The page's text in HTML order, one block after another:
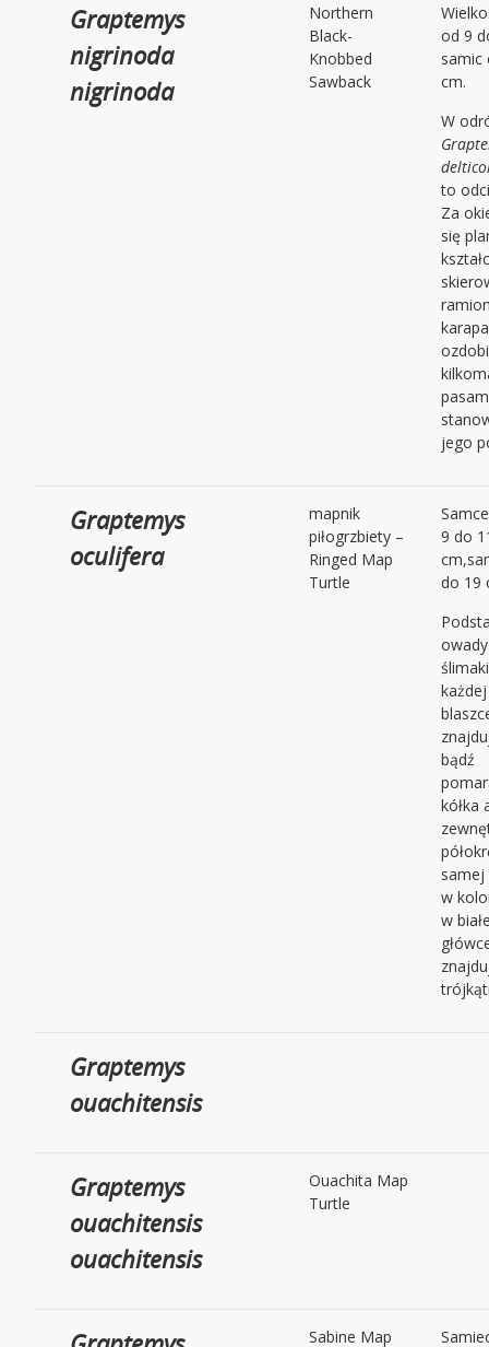
Graptemys
nigrinoda
nigrinoda
Northern
Black-
Knobbed
Sawback
od 9
samic
cm.
W
to
Za
się
jego
Graptemys
oculifera
mapnik
piłogrzbiety –
Ringed Map
Turtle
9 do
do 19
bądź
kółka
samej
w
w
Graptemys
ouachitensis
Graptemys
ouachitensis
ouachitensis
Ouachita Map
Turtle
Sabine Map